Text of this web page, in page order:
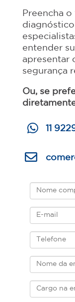
Preencha
entender
apresentar
segurança
Ou, se
 11
